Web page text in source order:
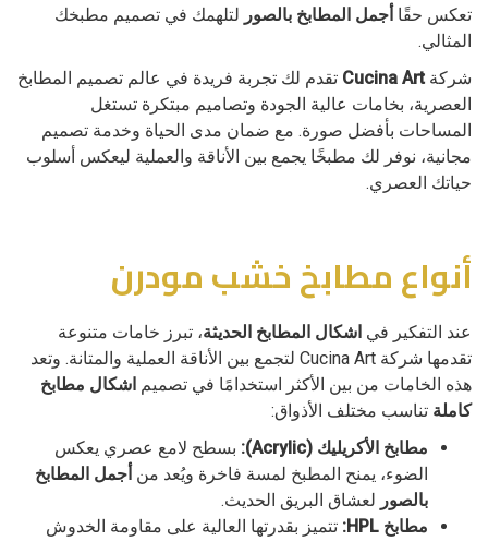
تعكس حقًا أجمل المطابخ بالصور لتلهمك في تصميم مطبخك
المثالي.
شركة Cucina Art تقدم لك تجربة فريدة في عالم تصميم المطابخ
العصرية، بخامات عالية الجودة وتصاميم مبتكرة تستغل
المساحات بأفضل صورة. مع ضمان مدى الحياة وخدمة تصميم
مجانية، نوفر لك مطبخًا يجمع بين الأناقة والعملية ليعكس أسلوب
حياتك العصري.
أنواع مطابخ خشب مودرن
عند التفكير في اشكال المطابخ الحديثة، تبرز خامات متنوعة
تقدمها شركة Cucina Art لتجمع بين الأناقة العملية والمتانة. وتعد
هذه الخامات من بين الأكثر استخدامًا في تصميم اشكال مطابخ
كاملة تناسب مختلف الأذواق:
مطابخ الأكريليك (Acrylic):
بسطح لامع عصري يعكس
الضوء، يمنح المطبخ لمسة فاخرة ويُعد من أجمل المطابخ
بالصور لعشاق البريق الحديث.
مطابخ HPL:
تتميز بقدرتها العالية على مقاومة الخدوش